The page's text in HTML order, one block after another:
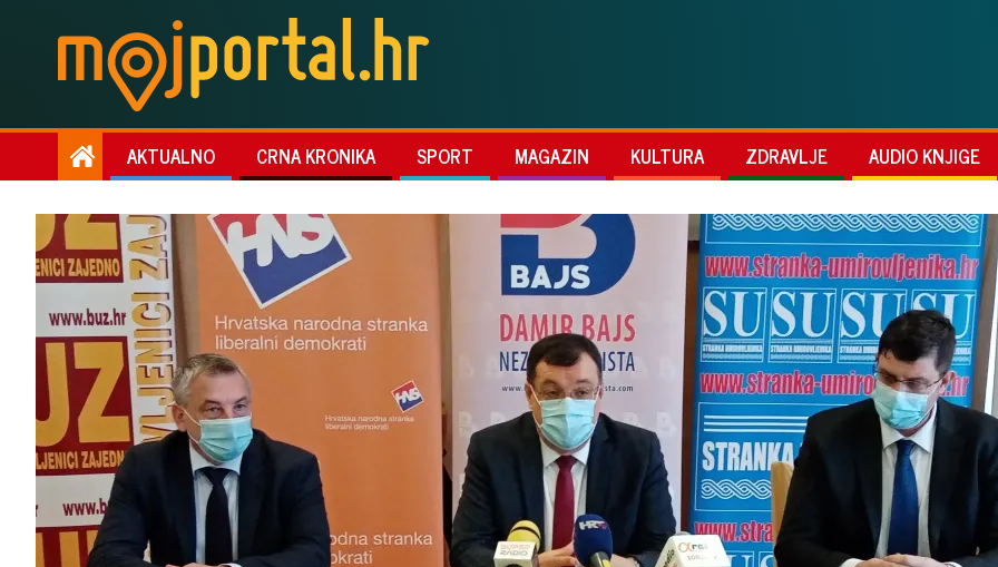
AKTUALNO CRNA KRONIKA SPORT MAGAZIN KULTURA ZDRAVLJE AUDIO KNJIGE